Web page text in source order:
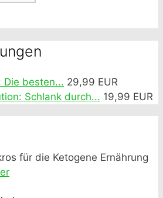
Die besten... 29,99 EUR
Schlank durch... 19,99 EUR
für die Ketogene Ernährung